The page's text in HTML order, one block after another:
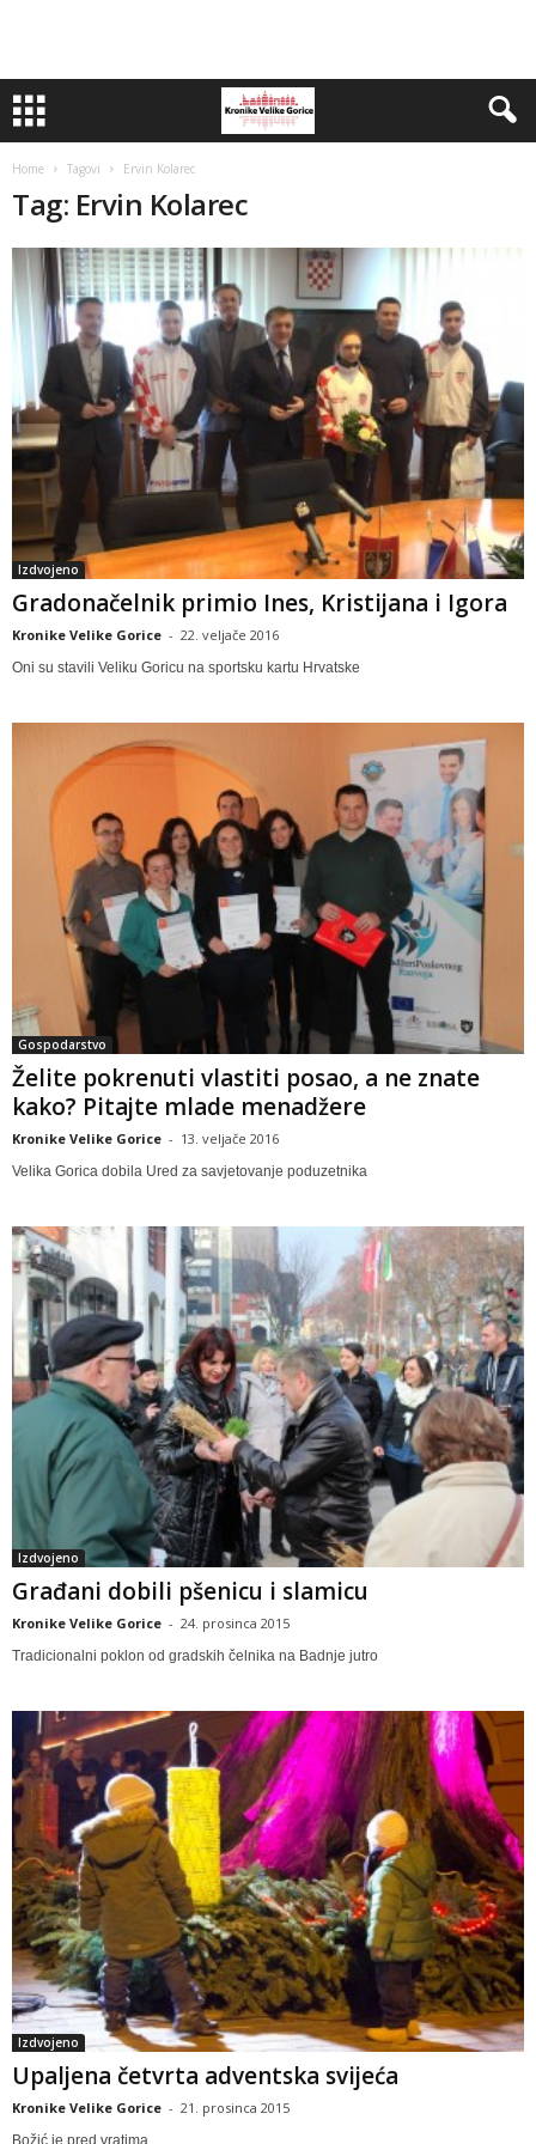
Home Tagovi Ervin Kolarec
Tag: Ervin Kolarec
Izdvojeno
Gradonačelnik primio Ines, Kristijana i Igora
Kronike Velike Gorice - 22. veljače 2016
Oni su stavili Veliku Goricu na sportsku kartu Hrvatske
Gospodarstvo
Želite pokrenuti vlastiti posao, a ne znate
kako? Pitajte mlade menadžere
Kronike Velike Gorice - 13. veljače 2016
Velika Gorica dobila Ured za savjetovanje poduzetnika
Izdvojeno
Građani dobili pšenicu i slamicu
Kronike Velike Gorice - 24. prosinca 2015
Tradicionalni poklon od gradskih čelnika na Badnje jutro
Izdvojeno
Upaljena četvrta adventska svijeća
Kronike Velike Gorice - 21. prosinca 2015
Božić je pred vratima...